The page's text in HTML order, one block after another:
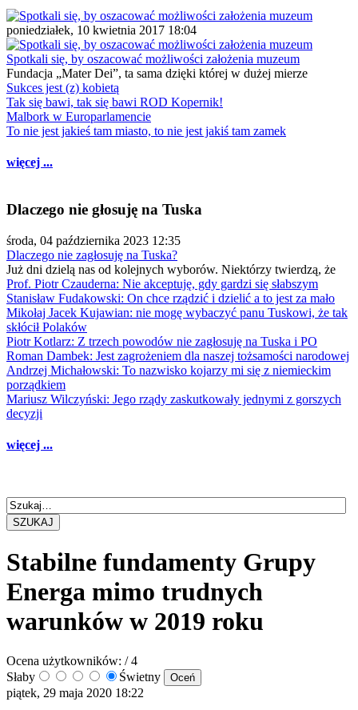
poniedziałek, 10 kwietnia 2017 18:04
Spotkali się, by oszacować możliwości założenia muzeum
Fundacja „Mater Dei”, ta sama dzięki której w dużej mierze
Sukces jest (z) kobietą
Tak się bawi, tak się bawi ROD Kopernik!
Malbork w Europarlamencie
To nie jest jakieś tam miasto, to nie jest jakiś tam zamek
więcej ...
Dlaczego nie głosuję na Tuska
środa, 04 października 2023 12:35
Dlaczego nie zagłosuję na Tuska?
Już dni dzielą nas od kolejnych wyborów. Niektórzy twierdzą, że
Prof. Piotr Czauderna: Nie akceptuję, gdy gardzi się słabszym
Stanisław Fudakowski: On chce rządzić i dzielić a to jest za mało
Mikołaj Jacek Kujawian: nie mogę wybaczyć panu Tuskowi, że tak
skłócił Polaków
Piotr Kotlarz: Z trzech powodów nie zagłosuję na Tuska i PO
Roman Dambek: Jest zagrożeniem dla naszej tożsamości narodowej
Andrzej Michałowski: To nazwisko kojarzy mi się z niemieckim
porządkiem
Mariusz Wilczyński: Jego rządy zaskutkowały jednymi z gorszych
decyzji
więcej ...
SZUKAJ
Stabilne fundamenty Grupy
Energa mimo trudnych
warunków w 2019 roku
Ocena użytkowników: / 4
Słaby
Świetny
piątek, 29 maja 2020 18:22